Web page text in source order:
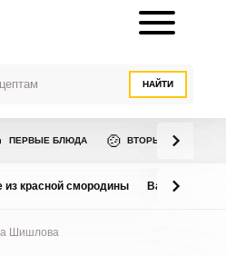
НАЙТИ
ПЕРВЫЕ БЛЮДА 🍲 ВТОРЫЕ БЛЮДА
из красной смородины Варенье из
Шишлова